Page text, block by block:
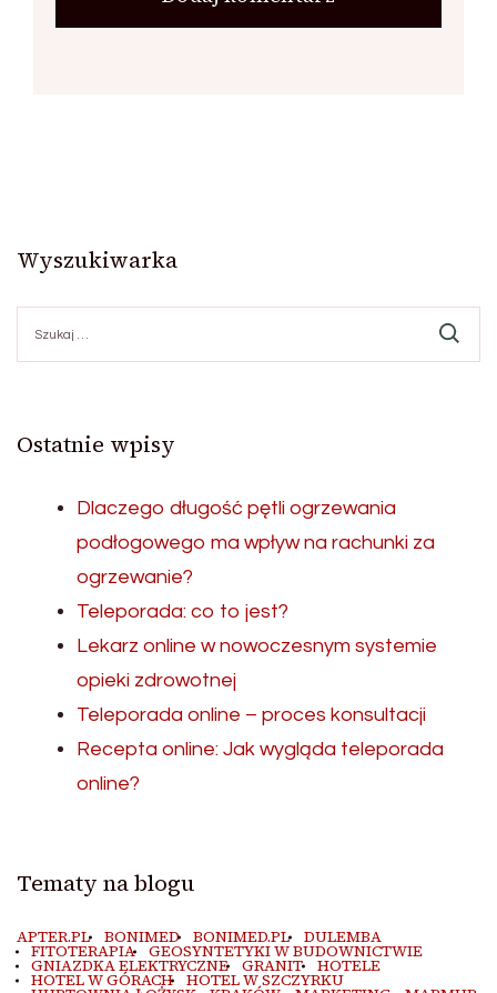
Wyszukiwarka
Ostatnie wpisy
Dlaczego długość pętli ogrzewania
podłogowego ma wpływ na rachunki za
ogrzewanie?
Teleporada: co to jest?
Lekarz online w nowoczesnym systemie
opieki zdrowotnej
Teleporada online – proces konsultacji
Recepta online: Jak wygląda teleporada
online?
Tematy na blogu
APTER.PL BONIMED BONIMED.PL DULEMBA
FITOTERAPIA GEOSYNTETYKI W BUDOWNICTWIE
GNIAZDKA ELEKTRYCZNE GRANIT HOTELE
HOTEL W GÓRACH HOTEL W SZCZYRKU